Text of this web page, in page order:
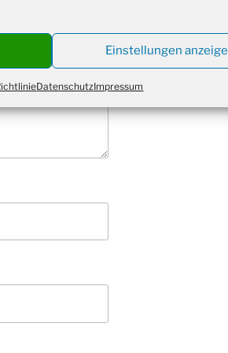
Einstellungen
DatenschutzImpressum
03.12.
am